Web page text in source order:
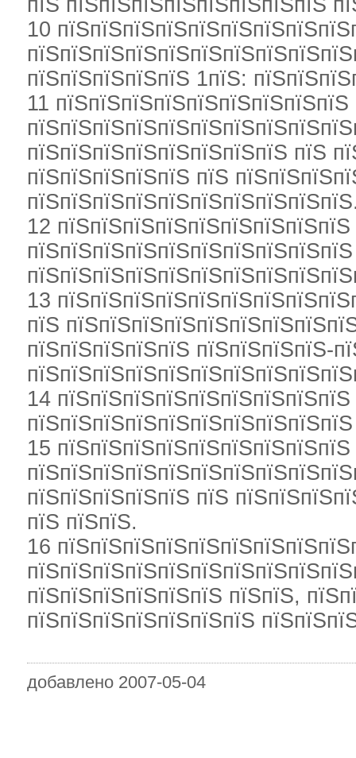
пїЅ пїЅпїЅпїЅпїЅпїЅпїЅпїЅпїЅ
10
пїЅпїЅпїЅпїЅпїЅ 1пїЅ:
11 пїЅпїЅпїЅпїЅпїЅпїЅпїЅпїЅпїЅ
пїЅпїЅпїЅпїЅпїЅпїЅпїЅпїЅ пїЅ
пїЅпїЅпїЅпїЅпїЅ пїЅ
12
пїЅпїЅпїЅпїЅпїЅпїЅпїЅпїЅпїЅпїЅ
13
пїЅ
пїЅпїЅпїЅпїЅпїЅ пїЅпїЅпїЅпїЅ-
14
15
пїЅпїЅпїЅпїЅпїЅ пїЅ
пїЅ пїЅпїЅ.
16
пїЅпїЅпїЅпїЅпїЅпїЅ пїЅпїЅ,
пїЅпїЅпїЅпїЅпїЅпїЅпїЅ
добавлено 2007-05-04